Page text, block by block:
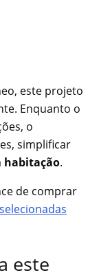
este projeto
Enquanto o
o
simplificar
habitação.
de comprar
este